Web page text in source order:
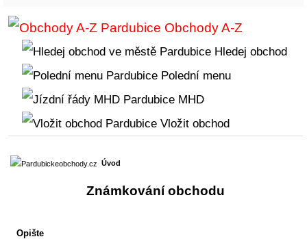
Obchody A-Z
Hledej obchod
Polední menu
MHD
Vložit obchod
Úvod
Známkování obchodu
Opište